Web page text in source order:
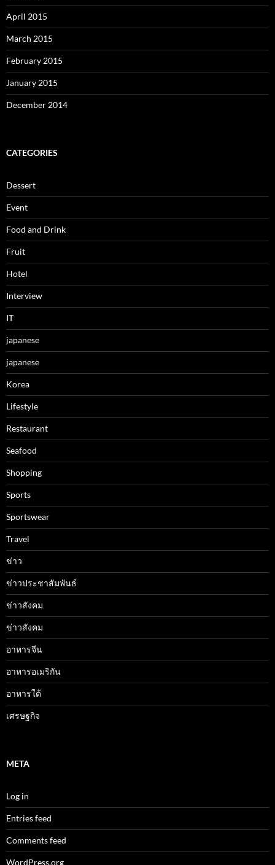
April 2015
March 2015
February 2015
January 2015
December 2014
CATEGORIES
Dessert
Event
Food and Drink
Fruit
Hotel
Interview
IT
japanese
japanese
Korea
Lifestyle
Restaurant
Seafood
Shopping
Sports
Sportswear
Travel
ข่าว
ข่าวประชาสัมพันธ์
ข่าวสังคม
ข่าวสังคม
อาหารจีน
อาหารอเมริกัน
อาหารใต้
เศรษฐกิจ
META
Log in
Entries feed
Comments feed
WordPress.org